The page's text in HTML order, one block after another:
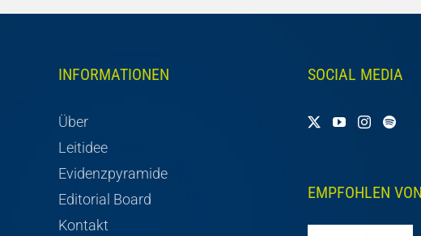
INFORMATIONEN
Über
Leitidee
Evidenzpyramide
Editorial Board
Kontakt
SOCIAL MEDIA
EMPFOHLEN